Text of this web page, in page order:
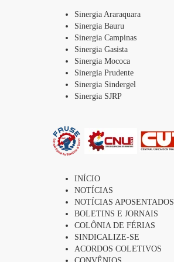
Sinergia Araraquara
Sinergia Bauru
Sinergia Campinas
Sinergia Gasista
Sinergia Mococa
Sinergia Prudente
Sinergia Sindergel
Sinergia SJRP
INÍCIO
NOTÍCIAS
NOTÍCIAS APOSENTADOS
BOLETINS E JORNAIS
COLÔNIA DE FÉRIAS
SINDICALIZE-SE
ACORDOS COLETIVOS